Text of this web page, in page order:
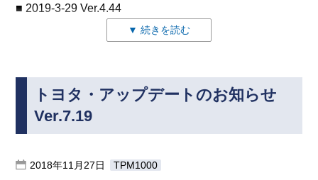
HARRIER HV [AVU / 2AR-FXE] 2019(R1)年10月～
RAIZE [A2#0 / KR(T/C)] 2019(R1)年10月～
YARIS [KSP / 1KR-FE] 2020(R2)年2月～
・HV-ECU・モード移行
・ECRB・バックアップメモリ消去
・ECRB・ECRBテストモード点検
走行モード(モーター作動無し)
・ハイブリッドパワートレインコントロールシステム・
のみ走行無し)
日野・アップデートのお知らせ
■ 2019-12-23 Ver.3.13
プロフィアとレンジャーのタイヤ空気圧モニタに対応し
・OUTLANDER-PHEV
・EK-WAGON(B11W)/DAYZ
・ECLIPSE CROSS
2）自己診断の追加
・フロントカメラ
ダイハツ・アップデートのお知らせ
対応車両追加しました。
・タント / 2019/07- / KF(N/A,T/C)
FUSO・アップデートのお知らせ
■ 2019-7-29 Ver.4.44
CAMRY HV [AXVH70 / A25A-FXS] 2019(H31)年8月～
COASTER [XZB / N04C] 2019(H31)年8月～
COROLLA HV [ZWE21# / 2ZR-FXE] 2019(H31)年9月～
COROLLA SPORT [NRE21# / 8NR-FTS] 2019(H31)年
9月～
2019(H31)年9月～
スバル・アップデートのお知らせ
■ 2019-5-20 Ver.5.32
[ABS/VDC]
▼ 続きを読む
■ 2019-3-29 Ver.4.44
- スパーク点火時の性能追跡データ
トヨタ・アップデートのお知らせ
トヨタ・アップデートのお知らせ
Ver.7.19
2018年11月27日 TPM1000